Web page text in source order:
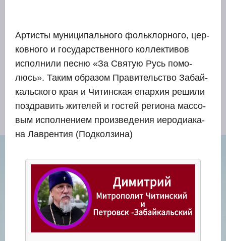
Арти­сты муни­ци­паль­но­го фольк­лор­но­го, цер­
ков­но­го и госу­дар­ствен­но­го кол­лек­ти­вов
испол­ни­ли пес­ню «За Свя­тую Русь помо­
люсь». Таким обра­зом Пра­ви­тель­ство Забай­
каль­ско­го края и Читин­ская епар­хия реши­ли
поздра­вить жите­лей и гостей реги­о­на мас­со­
вым испол­не­ни­ем про­из­ве­де­ния иеро­ди­а­ка­
на Лав­рен­тия (Под­кол­зи­на)